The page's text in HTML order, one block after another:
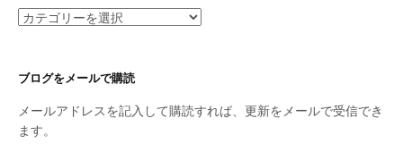
カ
リ
ブログをメールで購読
メールアドレスを記入して購読すれば、更新をメールで受信でき
ます。